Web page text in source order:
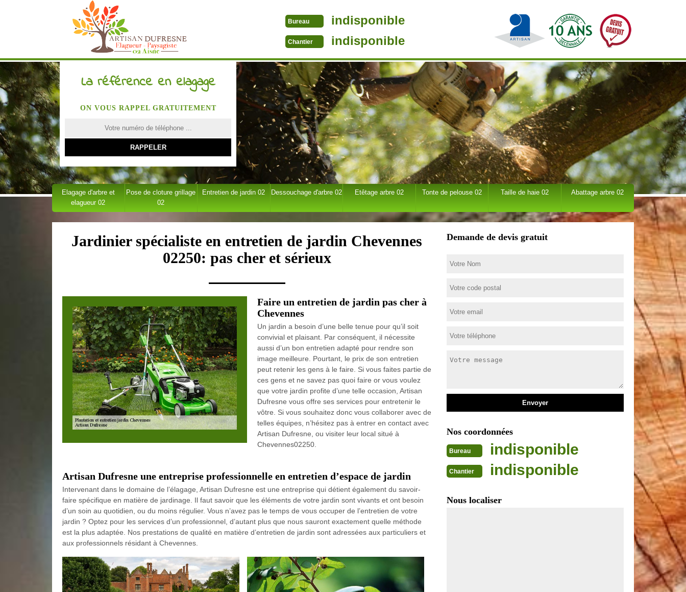
Bureau indisponible
Chantier indisponible
La référence en elagage
ON VOUS RAPPEL GRATUITEMENT
Elagage d'arbre et
elagueur 02
Pose de cloture grillage
02
Entretien de jardin 02 Dessouchage d'arbre 02 Etêtage arbre 02 Tonte de pelouse 02 Taille de haie 02 Abattage arbre 02
Jardinier spécialiste en entretien de jardin Chevennes
02250: pas cher et sérieux
Faire un entretien de jardin pas cher à
Chevennes
Un jardin a besoin d’une belle tenue pour qu’il soit
convivial et plaisant. Par conséquent, il nécessite
aussi d’un bon entretien adapté pour rendre son
image meilleure. Pourtant, le prix de son entretien
peut retenir les gens à le faire. Si vous faites partie de
ces gens et ne savez pas quoi faire or vous voulez
que votre jardin profite d’une telle occasion, Artisan
Dufresne vous offre ses services pour entretenir le
vôtre. Si vous souhaitez donc vous collaborer avec de
telles équipes, n’hésitez pas à entrer en contact avec
Artisan Dufresne, ou visiter leur local situé à
Chevennes02250.
Artisan Dufresne une entreprise professionnelle en entretien d’espace de jardin
Intervenant dans le domaine de l’élagage, Artisan Dufresne est une entreprise qui détient également du savoir-
faire spécifique en matière de jardinage. Il faut savoir que les éléments de votre jardin sont vivants et ont besoin
d’un soin au quotidien, ou du moins régulier. Vous n’avez pas le temps de vous occuper de l’entretien de votre
jardin ? Optez pour les services d’un professionnel, d’autant plus que nous sauront exactement quelle méthode
est la plus adaptée. Nos prestations de qualité en matière d’entretien de jardin sont adressées aux particuliers et
aux professionnels résidant à Chevennes.
Demande de devis gratuit
Nos coordonnées
Bureau indisponible
Chantier indisponible
Nous localiser